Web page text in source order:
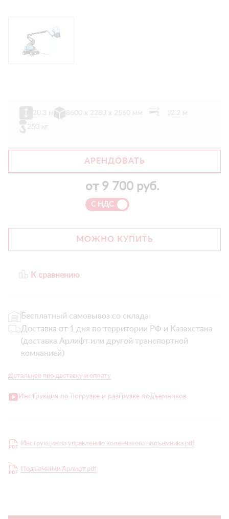
20.3 м 8600 х 2280 х 2560 мм
12.2 м
250 кг
АРЕНДОВАТЬ
от 9 700 руб.
С НДС
МОЖНО КУПИТЬ
К сравнению
Бесплатный самовывоз со склада
Доставка от 1 дня по территории РФ и Казахстана
(доставка Арлифт или другой транспортной
компанией)
Детальнее про доставку и оплату
Инструкция по погрузке и разгрузке подъемников
Инструкция по управлению коленчатого подъемника.pdf
Подъемники Арлифт.pdf